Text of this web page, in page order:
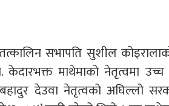
सभापति सुशील
केदारभक्त माथेमाको नेतृत्वमा
देउवा नेतृत्वको अघिल्लो